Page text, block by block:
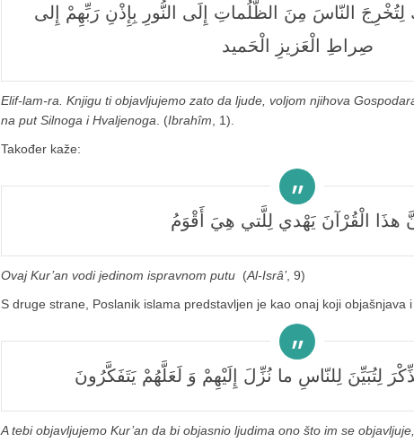
لِتُخْرِجَ النّاسَ مِنَ الظُّلُماتِ إِلَى النُّورِ بِإِذْنِ رَبِّهِمْ إِلى
صِراطِ الْعَزيزِ الْحَميد
Elif-lam-ra. Knjigu ti objavljujemo zato da ljude, voljom njihova
na put Silnoga i Hvaljenoga. (Ibrahîm, 1).
Također kaže:
هذَا الْقُرْآنَ يَهْدي لِلَّتي هِيَ أَقْوَمُ
Ovaj Kur’an vodi jedinom ispravnom putu (Al-Isrâ’, 9)
S druge strane, Poslanik islama predstavljen je kao onaj koji objašnjava
لِتُبَيِّنَ لِلنّاسِ ما نُزِّلَ إِلَيْهِمْ وَ لَعَلَّهُمْ يَتَفَكَّرُونَ
A tebi objavljujemo Kur’an da bi objasnio ljudima ono što im se